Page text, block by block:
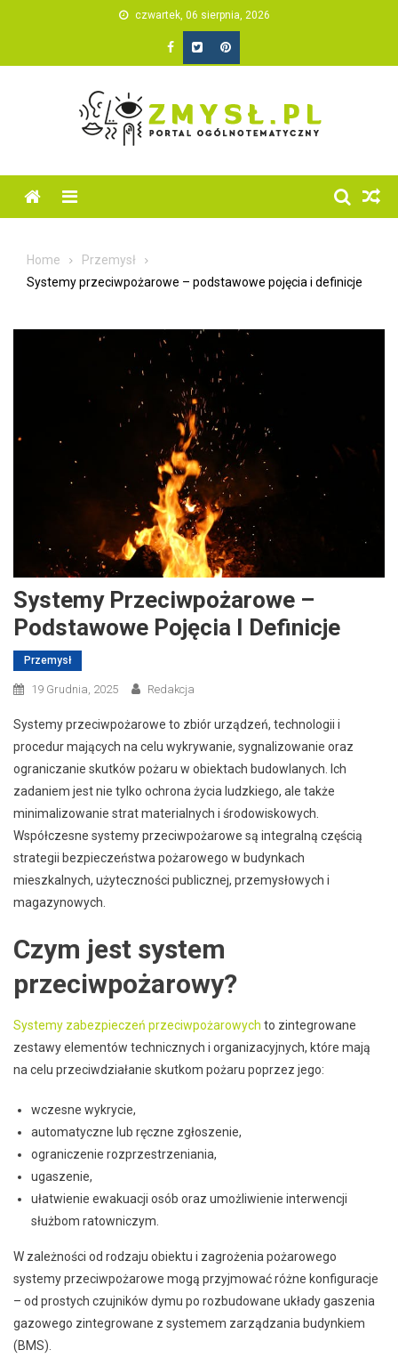
czwartek, 06 sierpnia, 2026
Home
Przemysł
Systemy przeciwpożarowe – podstawowe pojęcia i definicje
Systemy Przeciwpożarowe –
Podstawowe Pojęcia I Definicje
Przemysł
19 Grudnia, 2025 Redakcja
Systemy przeciwpożarowe to zbiór urządzeń, technologii i
procedur mających na celu wykrywanie, sygnalizowanie oraz
ograniczanie skutków pożaru w obiektach budowlanych. Ich
zadaniem jest nie tylko ochrona życia ludzkiego, ale także
minimalizowanie strat materialnych i środowiskowych.
Współczesne systemy przeciwpożarowe są integralną częścią
strategii bezpieczeństwa pożarowego w budynkach
mieszkalnych, użyteczności publicznej, przemysłowych i
magazynowych.
Czym jest system
przeciwpożarowy?
Systemy zabezpieczeń przeciwpożarowych to zintegrowane
zestawy elementów technicznych i organizacyjnych, które mają
na celu przeciwdziałanie skutkom pożaru poprzez jego:
wczesne wykrycie,
automatyczne lub ręczne zgłoszenie,
ograniczenie rozprzestrzeniania,
ugaszenie,
ułatwienie ewakuacji osób oraz umożliwienie interwencji
służbom ratowniczym.
W zależności od rodzaju obiektu i zagrożenia pożarowego
systemy przeciwpożarowe mogą przyjmować różne konfiguracje
– od prostych czujników dymu po rozbudowane układy gaszenia
gazowego zintegrowane z systemem zarządzania budynkiem
(BMS).